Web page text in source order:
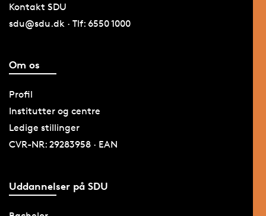
Kontakt SDU
sdu@sdu.dk · Tlf: 6550 1000
Om os
Profil
Institutter og centre
Ledige stillinger
CVR-NR: 29283958 · EAN
Uddannelser på SDU